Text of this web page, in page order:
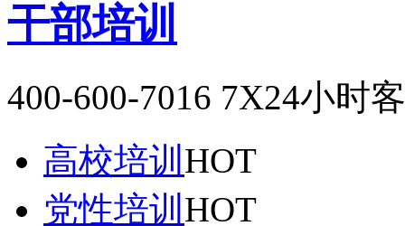
干部培训
400-600-7016 7X24小时
高校培训 HOT
党性培训 HOT